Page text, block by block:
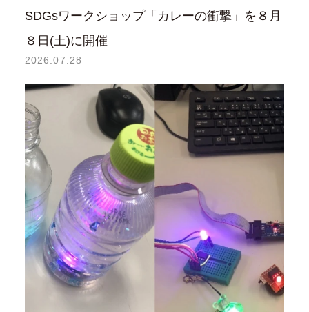
SDGsワークショップ「カレーの衝撃」を８月
８日(土)に開催
2026.07.28